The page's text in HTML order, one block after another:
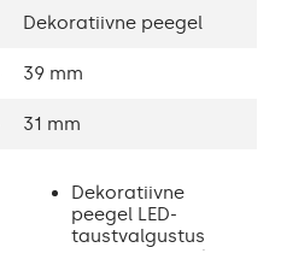
Dekoratiivne peegel
39 mm
31 mm
Dekoratiivne
peegel LED-
taustvalgustus
Paigaldustarvikud